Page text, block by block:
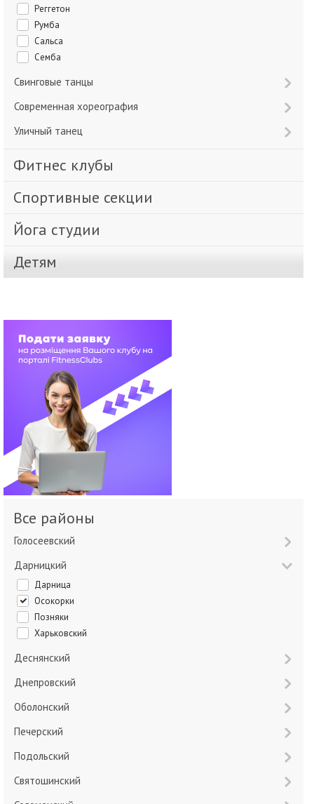
Реггетон
Румба
Сальса
Семба
Свинговые танцы
Современная хореография
Уличный танец
Фитнес клубы
Спортивные секции
Йога студии
Детям
Все районы
Голосеевский
Дарницкий
Дарница
Осокорки
Позняки
Харьковский
Деснянский
Днепровский
Оболонский
Печерский
Подольский
Святошинский